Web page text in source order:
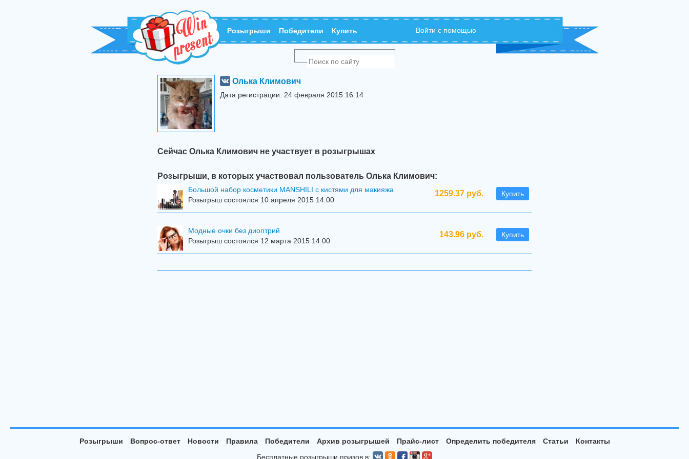
Розыгрыши Победители Купить Войти с помощью
Олька Климович
Дата регистрации: 24 февраля 2015 16:14
Сейчас Олька Климович не участвует в розыгрышах
Розыгрыши, в которых участвовал пользователь Олька Климович:
1259.37 руб. Купить
Большой набор косметики MANSHILI с кистями для макияжа
Розыгрыш состоялся 10 апреля 2015 14:00
143.96 руб. Купить
Модные очки без диоптрий
Розыгрыш состоялся 12 марта 2015 14:00
Розыгрыши Вопрос-ответ Новости Правила Победители Архив розыгрышей Прайс-лист Определить победителя Статьи
Контакты
Бесплатные розыгрыши призов в: